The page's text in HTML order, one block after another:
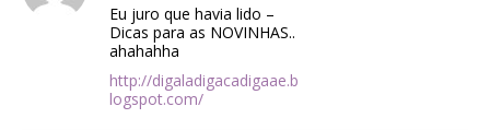
Eu juro que havia lido –
Dicas para as NOVINHAS..
ahahahha
http://digaladigacadigaae.b
logspot.com/